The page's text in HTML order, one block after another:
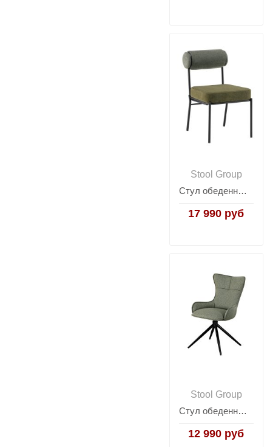
Stool Group
Стул обеденный Ponpoun зелёный
17 990 руб
Stool Group
Стул обеденный Irigo светло-зеленый
12 990 руб